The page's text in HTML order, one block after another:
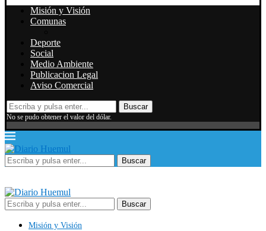
Misión y Visión
Comunas
Deporte
Social
Medio Ambiente
Publicacion Legal
Aviso Comercial
Buscar
No se pudo obtener el valor del dólar.
Buscar
Buscar
Misión y Visión